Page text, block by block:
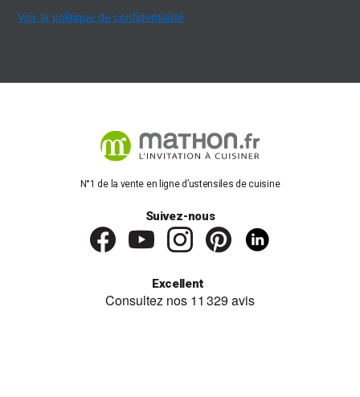
Voir la politique de confidentialité
N°1 de la vente en ligne d’ustensiles de cuisine
Suivez-nous
Excellent